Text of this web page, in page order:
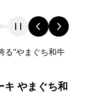
る”やまぐち和牛
キ やまぐち和